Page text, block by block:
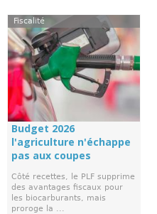
Fiscalité
Budget 2026
l'agriculture n'échappe
pas aux coupes
Côté recettes, le PLF supprime
des avantages fiscaux pour
les biocarburants, mais
proroge la ...